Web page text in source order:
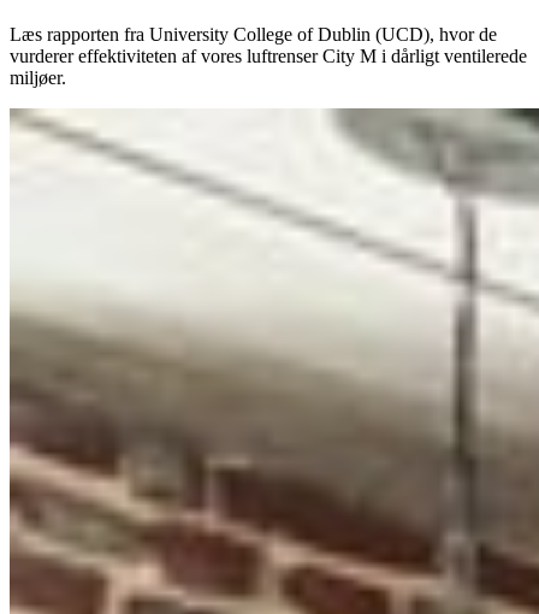
Læs rapporten fra University College of Dublin (UCD), hvor de
vurderer effektiviteten af vores luftrenser City M i dårligt ventilerede
miljøer.